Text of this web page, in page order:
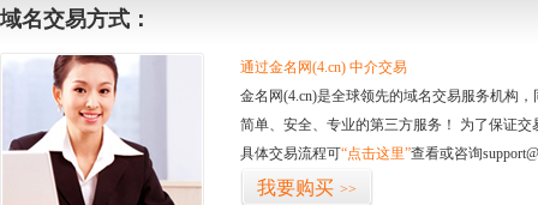
域名交易方式：
通过金名网(4.cn) 中介交易
金名网(4.cn)是全球领先的域名交易服务机构
简单、安全、专业的第三方服务！ 为了保证
具体交易流程可“点击这里”查看或咨询
我要购买 >>